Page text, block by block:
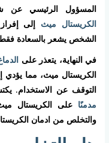
المسؤول الرئيسي عن
الكريستال ميث إلى
الشخص يشعر بالسعادة
في النهاية، يتعذر على
الكريستال ميث، مما يؤدي
التوقف عن الاستخدام.
مدمنًا على الكريستال
والتخلص من ادمان